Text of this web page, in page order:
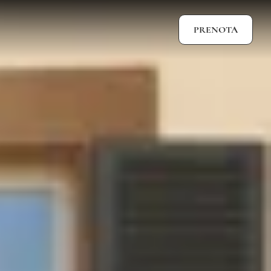
PRENOTA